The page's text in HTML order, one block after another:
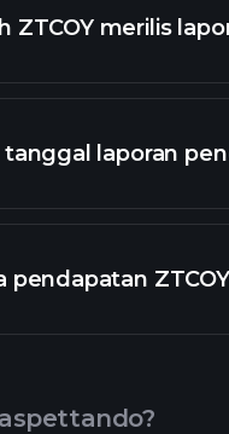
daftar
ZTCOY merilis
tanggal laporan
pendapatan